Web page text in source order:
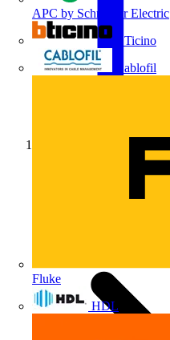
APC by Schneider Electric
BTicino
Cablofil
Fluke
HDL